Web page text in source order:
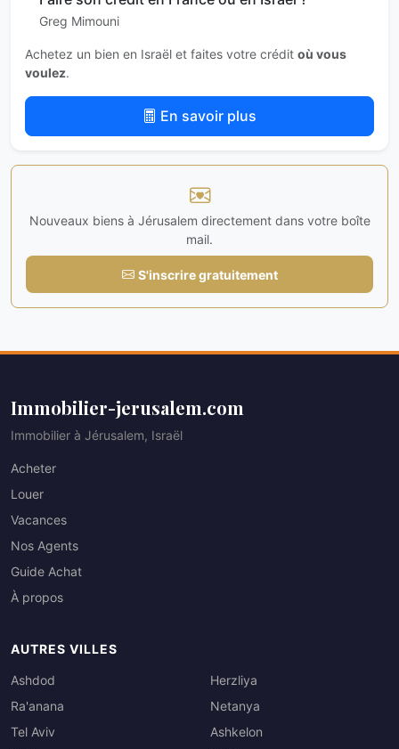
Greg Mimouni
Achetez un bien en Israël et faites votre crédit où vous
voulez.
En savoir plus
Nouveaux biens à Jérusalem directement dans votre boîte
mail.
S'inscrire gratuitement
Immobilier-jerusalem.com
Immobilier à Jérusalem, Israël
Acheter
Louer
Vacances
Nos Agents
Guide Achat
À propos
AUTRES VILLES
Ashdod
Ra'anana
Tel Aviv
Herzliya
Netanya
Ashkelon